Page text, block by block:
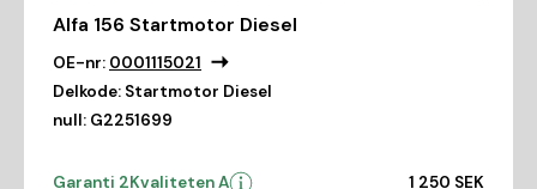
Alfa 156 Startmotor Diesel
OE-nr: 0001115021
Delkode: Startmotor Diesel
null: G2251699
Garanti 2Kvaliteten A 1 250 SEK